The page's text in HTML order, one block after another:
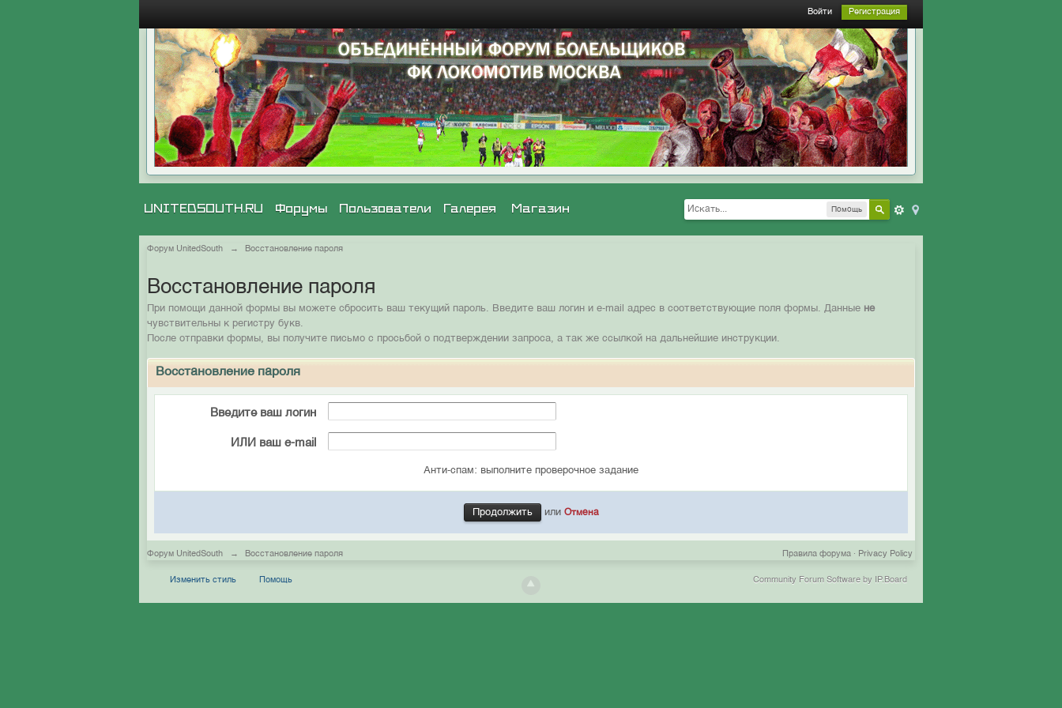
Войти Регистрация
Помощь
UNITEDSOUTH.RU Галерея Магазин
Форумы Пользователи
Форум UnitedSouth → Восстановление пароля
Восстановление пароля
При помощи данной формы вы можете сбросить ваш текущий пароль. Введите ваш логин и e-mail адрес в соответствующие поля формы. Данные не
чувствительны к регистру букв.
После отправки формы, вы получите письмо с просьбой о подтверждении запроса, а так же ссылкой на дальнейшие инструкции.
Восстановление пароля
Введите ваш логин
ИЛИ ваш e-mail
Анти-спам: выполните проверочное задание
или Отмена
Форум UnitedSouth → Восстановление пароля Privacy Policy
Правила форума ·
Изменить стиль Помощь Community Forum Software by IP.Board